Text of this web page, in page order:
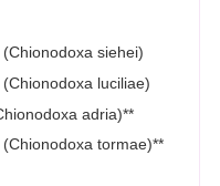
siehei)
luciliae)
adria)**
tormae)**